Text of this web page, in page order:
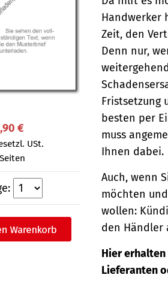
€
USt.
Handwerker
Zeit, den
Denn nur,
Fristsetzung
besten per
muss
Ihnen dabei.
Auch, wenn
möchten
wollen:
den Händler
Hier erhalten
Lieferanten